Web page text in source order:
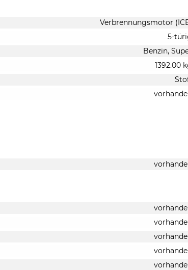
Verbrennungsmotor
5-
Benzin,
1392.00